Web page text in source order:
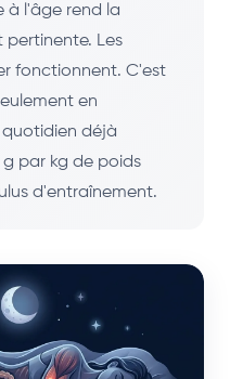
à l'âge rend la
Les
fonctionnent. C'est
en
déjà
g par kg de poids
d'entraînement.